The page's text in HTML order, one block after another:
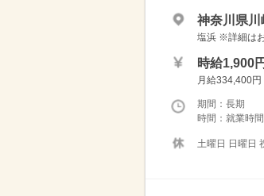
神奈川県川
塩浜 ※詳細は
時給1,900
月給334,400
期間：長期
時間：就
土曜日 日曜日